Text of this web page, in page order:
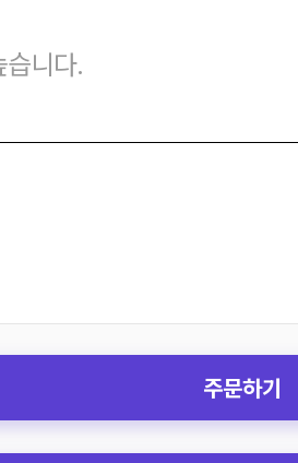
습니다.
주문하기